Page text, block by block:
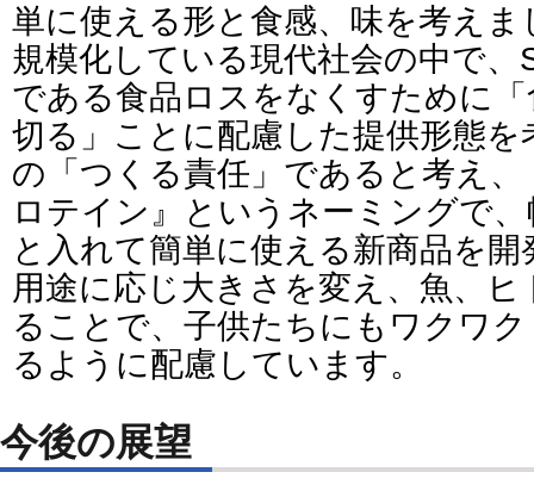
単に使える形と食感、味を考え
規模化している現代社会の中で
である食品ロスをなくすために
切る」ことに配慮した提供形態
の「つくる責任」であると考え
ロテイン』というネーミングで
と入れて簡単に使える新商品を
用途に応じ大きさを変え、魚、
ることで、子供たちにもワクワ
るように配慮しています。
今後の展望